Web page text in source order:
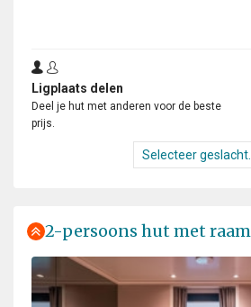
Ligplaats delen
Deel je hut met anderen voor de beste
prijs.
2-persoons hut met raam